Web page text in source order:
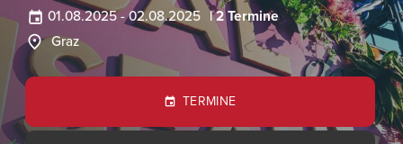
01.08.2025-02.08.2025 | 2 Termine
Graz
TERMINE